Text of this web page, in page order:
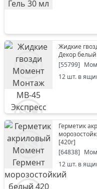
Жидкие
Декор белый
[55799]
12 шт. в
Герметик
[420г]
[64838]
12 шт. в